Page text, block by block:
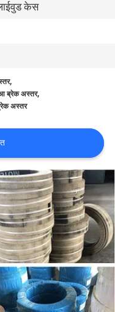
केस
,
ब्रेक अस्तर,
अस्तर